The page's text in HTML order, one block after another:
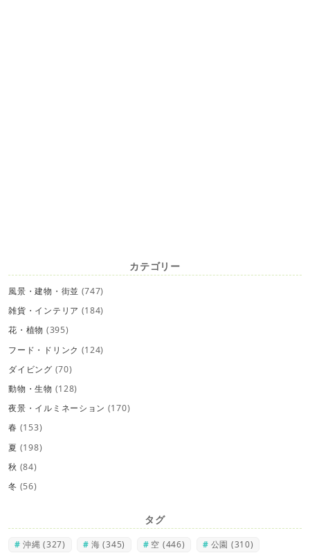
カテゴリー
風景・建物・街並 (747)
雑貨・インテリア (184)
花・植物 (395)
フード・ドリンク (124)
ダイビング (70)
動物・生物 (128)
夜景・イルミネーション (170)
春 (153)
夏 (198)
秋 (84)
冬 (56)
タグ
沖縄 (327) 海 (345) 空 (446) 公園 (310)